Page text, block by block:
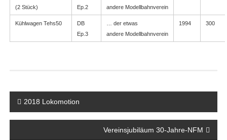
(2 Stück)
Ep.2
andere Modellbahnverein
Kühlwagen Tehs50
DB
Ep.3
… der etwas
andere Modellbahnverein
1994 300
2018 Lokomotion
Vereinsjubiläum 30-Jahre-NFM